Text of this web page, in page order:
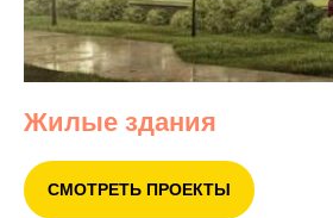
Жилые здания
СМОТРЕТЬ ПРОЕКТЫ